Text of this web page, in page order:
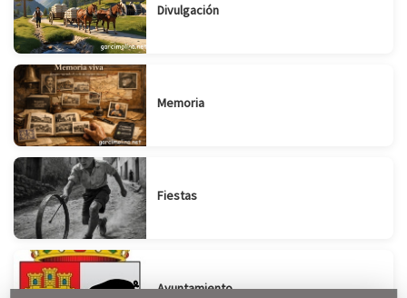
Divulgación
Memoria
Fiestas
Ayuntamiento